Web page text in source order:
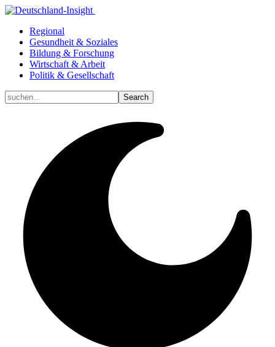
Regional
Gesundheit & Soziales
Bildung & Forschung
Wirtschaft & Arbeit
Politik & Gesellschaft